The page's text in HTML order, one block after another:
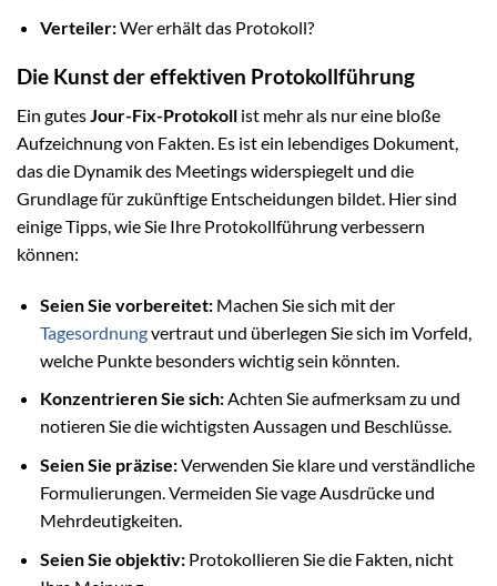
Verteiler:Wer erhält das Protokoll?
Die Kunst der effektiven Protokollführung
Ein gutesJour-Fix-Protokoll ist mehr als nur eine bloße
Aufzeichnung von Fakten. Es ist ein lebendiges Dokument,
das die Dynamik des Meetings widerspiegelt und die
Grundlage für zukünftige Entscheidungen bildet. Hier sind
einige Tipps, wie Sie Ihre Protokollführung verbessern
können:
Seien Sie vorbereitet:Machen Sie sich mit der
Tagesordnungvertraut und überlegen Sie sich im Vorfeld,
welche Punkte besonders wichtig sein könnten.
Konzentrieren Sie sich:Achten Sie aufmerksam zu und
notieren Sie die wichtigsten Aussagen und Beschlüsse.
Seien Sie präzise:Verwenden Sie klare und verständliche
Formulierungen. Vermeiden Sie vage Ausdrücke und
Mehrdeutigkeiten.
Seien Sie objektiv:Protokollieren Sie die Fakten, nicht